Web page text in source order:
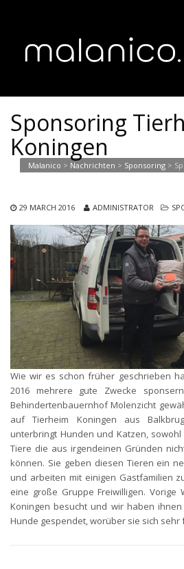
Sponsoring
Koningen
Malanico > Nachrichten > Sponsoring >
29 MARCH 2016 ADMINISTRATOR
Wie wir es schon früher geschrieben
2016 mehrere gute Zwecke
Behindertenbauernhof Molenzicht
auf Tierheim Koningen aus
unterbringt Hunden und Katzen,
Tiere die aus irgendeinen Gründen
können. Sie geben diesen Tieren ein
und arbeiten mit einigen Gastfamilien
eine große Gruppe Freiwilligen. Vorige
Koningen besucht und wir haben ihnen
Hunde gespendet, worüber sie sich sehr